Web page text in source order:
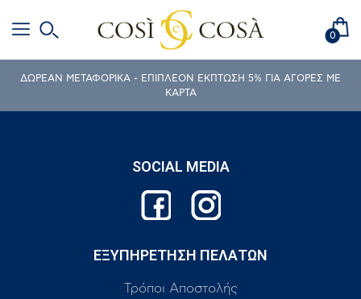
0
ΔΩΡΕΑΝ ΜΕΤΑΦΟΡΙΚΑ - ΕΠΙΠΛΕΟΝ ΕΚΠΤΩΣΗ 5% ΓΙΑ ΑΓΟΡΕΣ ΜΕ
ΚΑΡΤΑ
SOCIAL MEDIA
ΕΞΥΠΗΡΕΤΗΣΗ ΠΕΛΑΤΩΝ
Τρόποι Αποστολής